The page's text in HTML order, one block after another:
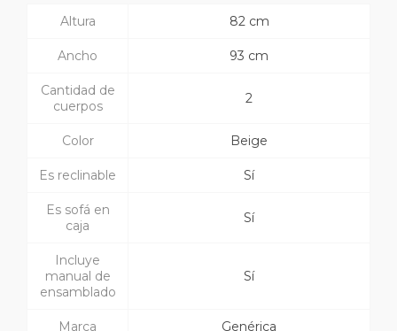
Altura 82 cm
Ancho 93 cm
Cantidad de
cuerpos
2
Color Beige
Es reclinable Sí
Es sofá en
caja
Sí
Incluye
manual de
ensamblado
Sí
Marca Genérica